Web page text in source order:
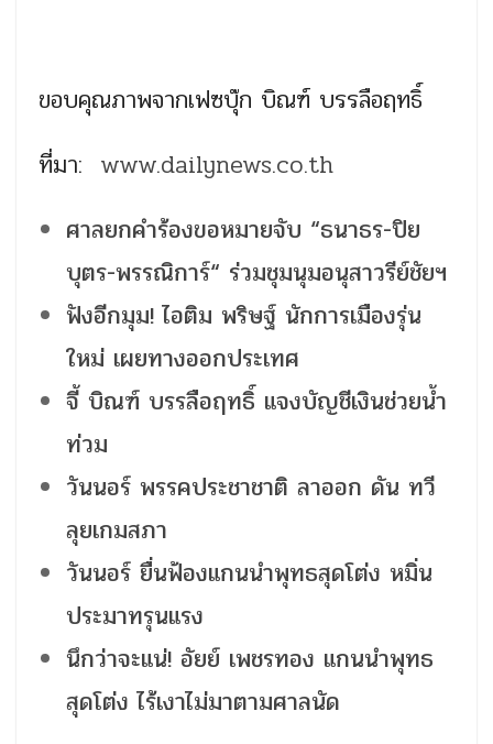
ขอบคุณภาพจากเฟซบุ๊ก บิณฑ์ บรรลือฤทธิ์
ที่มา: www.dailynews.co.th
ศาลยกคำร้องขอหมายจับ “ธนาธร-ปิย
บุตร-พรรณิการ์“ ร่วมชุมนุมอนุสาวรีย์ชัยฯ
ฟังอีกมุม! ไอติม พริษฐ์ นักการเมืองรุ่น
ใหม่ เผยทางออกประเทศ
จี้ บิณฑ์ บรรลือฤทธิ์ แจงบัญชีเงินช่วยน้ำ
ท่วม
วันนอร์ พรรคประชาชาติ ลาออก ดัน ทวี
ลุยเกมสภา
วันนอร์ ยื่นฟ้องแกนนำพุทธสุดโต่ง หมิ่น
ประมาทรุนแรง
นึกว่าจะแน่! อัยย์ เพชรทอง แกนนำพุทธ
สุดโต่ง ไร้เงาไม่มาตามศาลนัด